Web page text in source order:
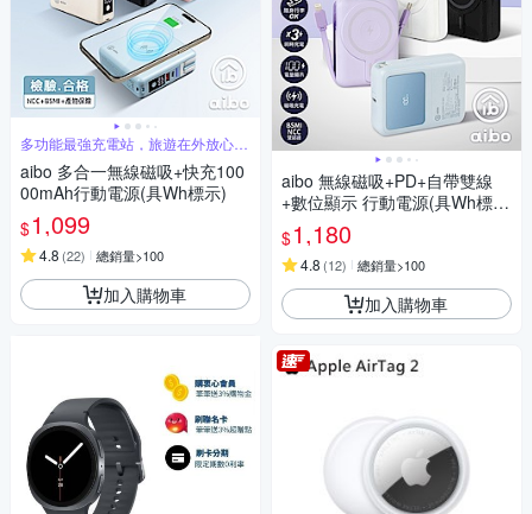
多功能最強充電站，旅遊在外放心娛
樂
aibo 多合一無線磁吸+快充100
00mAh行動電源(具Wh標示)
$1,099
4.8 (22) 總銷量>100
加入購物車
aibo 無線磁吸+PD+自帶雙線
+數位顯示 行動電源(具Wh標
示) AW100
$1,180
4.8 (12) 總銷量>100
加入購物車